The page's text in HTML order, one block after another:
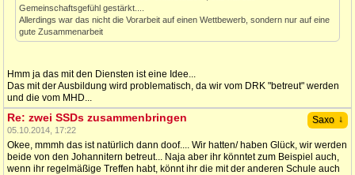
Gemeinschaftsgefühl gestärkt....
Allerdings war das nicht die Vorarbeit auf einen Wettbewerb, sondern nur auf eine
gute Zusammenarbeit
Hmm ja das mit den Diensten ist eine Idee...
Das mit der Ausbildung wird problematisch, da wir vom DRK "betreut" werden
und die vom MHD...
Saxo ↓
Re: zwei SSDs zusammenbringen
05.10.2014, 17:22
Okee, mmmh das ist natürlich dann doof.... Wir hatten/ haben Glück, wir werden
beide von den Johannitern betreut... Naja aber ihr könntet zum Beispiel auch,
wenn ihr regelmäßige Treffen habt, könnt ihr die mit der anderen Schule auch